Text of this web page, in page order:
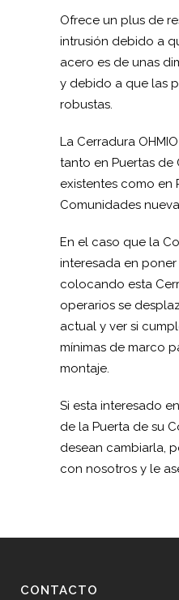
Ofrece un plus de
intrusión debido a
acero es de unas
y debido a que las
robustas.
La Cerradura
tanto en Puertas de
existentes como en
Comunidades
En el caso que la
interesada en
colocando esta
operarios se
actual y ver si
mínimas de marco
montaje.
Si esta interesado
de la Puerta de su
desean cambiarla,
con nosotros y le
CONTACTO